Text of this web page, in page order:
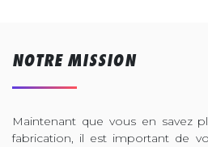
NOTRE MISSION
Maintenant que vous en savez
fabrication, il est important de